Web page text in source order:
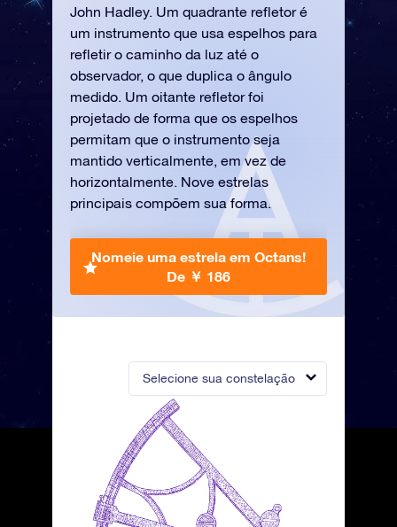
Selecione sua constelação
John Hadley. Um quadrante refletor é
um instrumento que usa espelhos para
refletir o caminho da luz até o
observador, o que duplica o ângulo
medido. Um oitante refletor foi
projetado de forma que os espelhos
permitam que o instrumento seja
mantido verticalmente, em vez de
horizontalmente. Nove estrelas
principais compõem sua forma.
Nomeie uma estrela em Octans!
De ￥ 186